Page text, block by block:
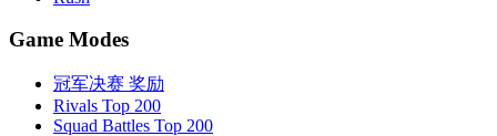
Game Modes
冠军决赛 奖励
Rivals Top 200
Squad Battles Top 200